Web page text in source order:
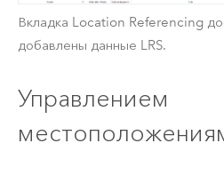
Вкладка Location Referencing
добавлены данные LRS.
Управлением